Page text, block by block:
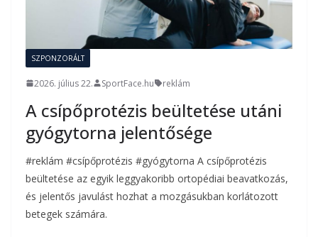
SZPONZORÁLT
2026. július 22. SportFace.hu reklám
A csípőprotézis beültetése utáni
gyógytorna jelentősége
#reklám #csípőprotézis #gyógytorna A csípőprotézis
beültetése az egyik leggyakoribb ortopédiai beavatkozás,
és jelentős javulást hozhat a mozgásukban korlátozott
betegek számára.